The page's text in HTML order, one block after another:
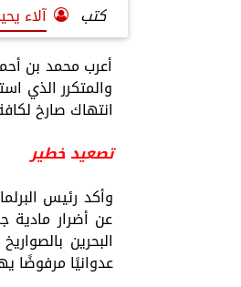
كتب
آلاء
أعرب محمد بن
والمتكرر الذي
انتهاك صارخ
تصعيد خطير
وأكد رئيس
عن أضرار
البحرين
عدوانيًا مرفوضًا